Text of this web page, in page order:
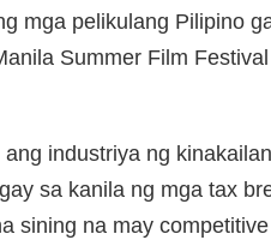
mga pelikulang Pilipino
Summer Film
industriya ng
sa kanila ng mga tax
sining na may